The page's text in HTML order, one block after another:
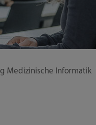
Medizinische Informatik